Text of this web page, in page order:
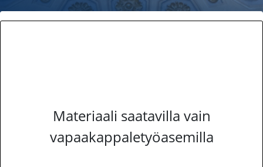
Materiaali saatavilla vain
vapaakappaletyöasemilla